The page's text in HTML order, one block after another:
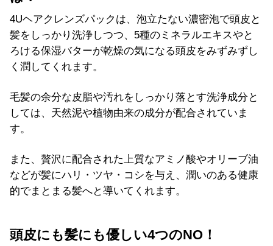
4Uヘアクレンズパックは、泡立たない濃密泡で頭皮と
髪をしっかり洗浄しつつ、5種のミネラルエキスやと
ろける保湿バターが乾燥の気になる頭皮をみずみずし
く潤してくれます。
毛髪の余分な皮脂や汚れをしっかり落とす洗浄成分と
しては、天然泥や植物由来の成分が配合されていま
す。
また、贅沢に配合された上質なアミノ酸やオリーブ油
などが髪にハリ・ツヤ・コシを与え、潤いのある健康
的でまとまる髪へと導いてくれます。
頭皮にも髪にも優しい4つのNO！